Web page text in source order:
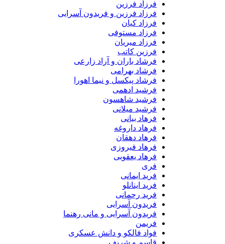
فرزاد فرزین
فرزاد فرزین و فریدون آسرایی
فرزاد کیان
فرزاد مستوفی
فرزاد میریان
فرزین کاتب
فرشاد باران و آراد زارعی
فرشاد بهرامی
فرشاد پیکسل و نیما اهورا
فرشید ادهمی
فرشید شاهسون
فرشید میلانی
فرهاد بیانی
فرهاد داروغه
فرهاد دهقان
فرهاد فیروزی
فرهاد یعقوبی
فری
فرید ایمانی
فرید اینانلو
فرید رحمانی
فریدون آسرایی
فریدون آسرایی و مانی رهنما
فریمن
فواد فالکو و دانش عسکری
قاسم و شریف